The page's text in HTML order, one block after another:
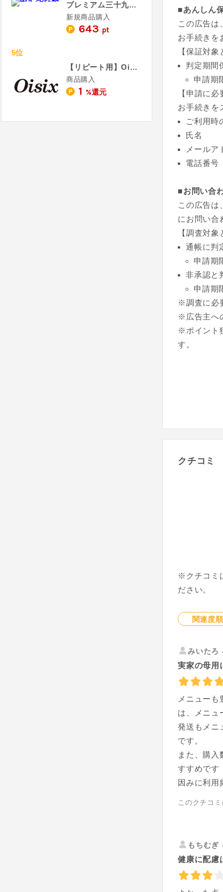
■あんしん
この広告は
お手続きを
【保証対
判定期間
申請期
【申請に
お手続きを
ご利用時
氏名
メールア
電話番号
■お問い合
この広告は
にお問い合
【調査対
通帳に判
申請期
非承認と
申請期
※調査に必
※広告主へ
※ポイント
す。
クチコミ
※クチコミ
ださい。
関連度順
みいたろ
実家の母用
メニューも
は、メニュ
発送もメニ
です。
また、購
すすめです
因みに利用
このクチコ
もちむぎ
健康に配慮
プレミアム三十九雑穀米
新規商品購入
643 pt
5位
【リピート用】Oisix - おいしっくす
商品購入
1 %還元